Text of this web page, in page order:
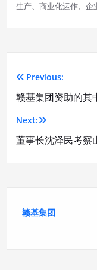
生产、商业化运作、企
文
章
导
Previous:
赣基集团资助的其
Next:
董事长沈泽民考察
赣基集团